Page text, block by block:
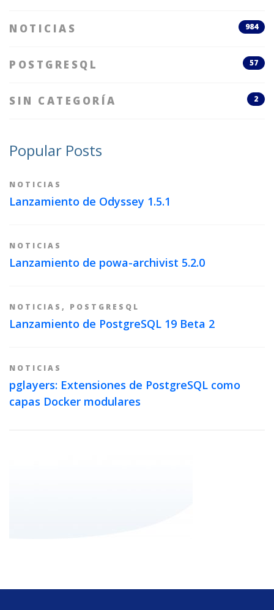
NOTICIAS 984
POSTGRESQL 57
SIN CATEGORÍA 2
Popular Posts
NOTICIAS
Lanzamiento de Odyssey 1.5.1
NOTICIAS
Lanzamiento de powa-archivist 5.2.0
NOTICIAS , POSTGRESQL
Lanzamiento de PostgreSQL 19 Beta 2
NOTICIAS
pglayers: Extensiones de PostgreSQL como
capas Docker modulares